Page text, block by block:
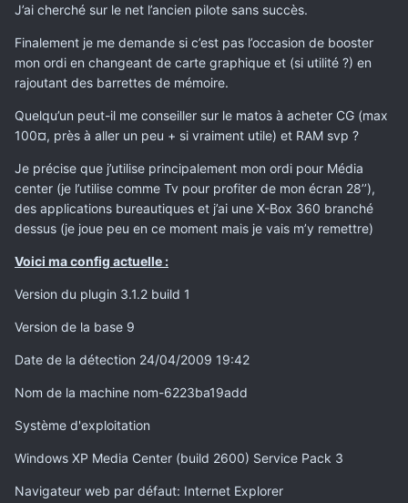
J’ai cherché sur le net l’ancien pilote sans succès.
Finalement je me demande si c’est pas l’occasion de booster
mon ordi en changeant de carte graphique et (si utilité ?) en
rajoutant des barrettes de mémoire.
Quelqu’un peut-il me conseiller sur le matos à acheter CG (max
100¤, près à aller un peu + si vraiment utile) et RAM svp ?
Je précise que j’utilise principalement mon ordi pour Média
center (je l’utilise comme Tv pour profiter de mon écran 28’’),
des applications bureautiques et j’ai une X-Box 360 branché
dessus (je joue peu en ce moment mais je vais m’y remettre)
Voici ma config actuelle :
Version du plugin 3.1.2 build 1
Version de la base 9
Date de la détection 24/04/2009 19:42
Nom de la machine nom-6223ba19add
Système d'exploitation
Windows XP Media Center (build 2600) Service Pack 3
Navigateur web par défaut: Internet Explorer